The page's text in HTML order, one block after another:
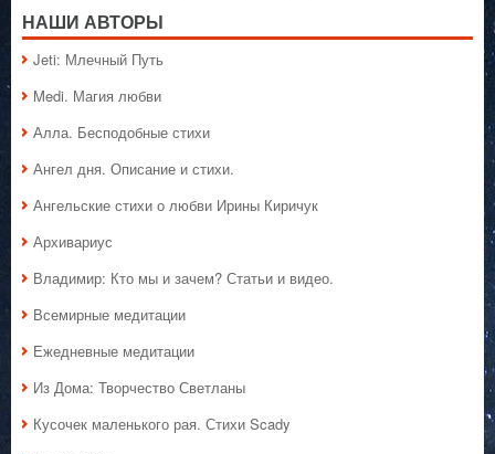
НАШИ АВТОРЫ
Jeti: Млечный Путь
Medi. Магия любви
Алла. Бесподобные стихи
Ангел дня. Описание и стихи.
Ангельские стихи о любви Ирины Киричук
Архивариус
Владимир: Кто мы и зачем? Статьи и видео.
Всемирные медитации
Ежедневные медитации
Из Дома: Творчество Светланы
Кусочек маленького рая. Стихи Scady